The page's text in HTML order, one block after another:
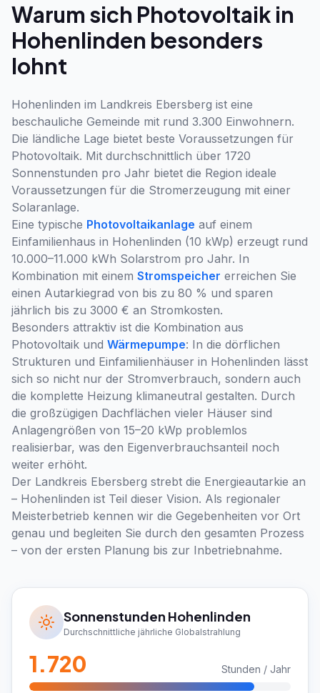
Warum sich Photovoltaik in
Hohenlinden besonders
lohnt
Hohenlinden im Landkreis Ebersberg ist eine
beschauliche Gemeinde mit rund 3.300 Einwohnern.
Die ländliche Lage bietet beste Voraussetzungen für
Photovoltaik. Mit durchschnittlich über 1720
Sonnenstunden pro Jahr bietet die Region ideale
Voraussetzungen für die Stromerzeugung mit einer
Solaranlage.
Eine typische Photovoltaikanlage auf einem
Einfamilienhaus in Hohenlinden (10 kWp) erzeugt rund
10.000–11.000 kWh Solarstrom pro Jahr. In
Kombination mit einem Stromspeicher erreichen Sie
einen Autarkiegrad von bis zu 80 % und sparen
jährlich bis zu 3000 € an Stromkosten.
Besonders attraktiv ist die Kombination aus
Photovoltaik und Wärmepumpe: In die dörflichen
Strukturen und Einfamilienhäuser in Hohenlinden lässt
sich so nicht nur der Stromverbrauch, sondern auch
die komplette Heizung klimaneutral gestalten. Durch
die großzügigen Dachflächen vieler Häuser sind
Anlagengrößen von 15–20 kWp problemlos
realisierbar, was den Eigenverbrauchsanteil noch
weiter erhöht.
Der Landkreis Ebersberg strebt die Energieautarkie an
– Hohenlinden ist Teil dieser Vision. Als regionaler
Meisterbetrieb kennen wir die Gegebenheiten vor Ort
genau und begleiten Sie durch den gesamten Prozess
– von der ersten Planung bis zur Inbetriebnahme.
Sonnenstunden Hohenlinden
Durchschnittliche jährliche Globalstrahlung
1.720 Stunden / Jahr